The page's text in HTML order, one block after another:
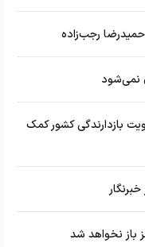
حمیدرضا رجب‌زاده
نمی‌شود
بازدارندگی کشور کمک
باز نخواهد شد